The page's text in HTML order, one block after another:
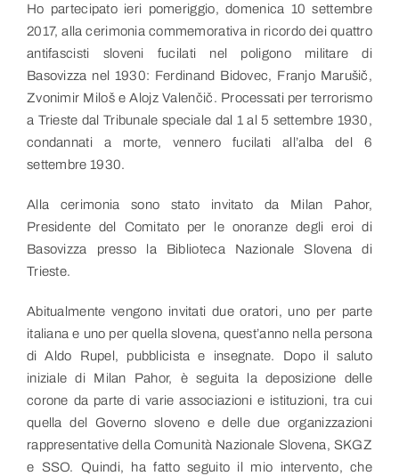
Contatti
Ho partecipato ieri pomeriggio, domenica 10 settembre
2017, alla cerimonia commemorativa in ricordo dei quattro
antifascisti sloveni fucilati nel poligono militare di
Basovizza nel 1930: Ferdinand Bidovec, Franjo Marušič,
Zvonimir Miloš e Alojz Valenčič. Processati per terrorismo
a Trieste dal Tribunale speciale dal 1 al 5 settembre 1930,
condannati a morte, vennero fucilati all’alba del 6
settembre 1930.
Alla cerimonia sono stato invitato da Milan Pahor,
Presidente del Comitato per le onoranze degli eroi di
Basovizza presso la Biblioteca Nazionale Slovena di
Trieste.
Abitualmente vengono invitati due oratori, uno per parte
italiana e uno per quella slovena, quest’anno nella persona
di Aldo Rupel, pubblicista e insegnate. Dopo il saluto
iniziale di Milan Pahor, è seguita la deposizione delle
corone da parte di varie associazioni e istituzioni, tra cui
quella del Governo sloveno e delle due organizzazioni
rappresentative della Comunità Nazionale Slovena, SKGZ
e SSO. Quindi, ha fatto seguito il mio intervento, che